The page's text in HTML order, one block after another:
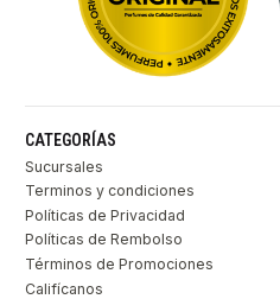
CATEGORÍAS
Sucursales
Terminos y condiciones
Políticas de Privacidad
Políticas de Rembolso
Términos de Promociones
Califícanos